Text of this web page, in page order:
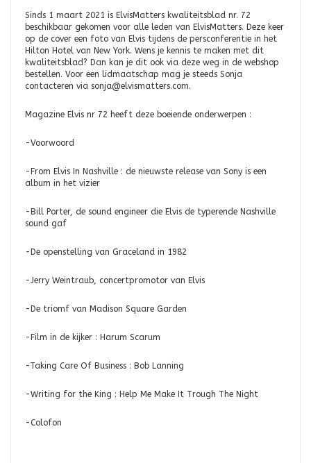
Sinds 1 maart 2021 is ElvisMatters kwaliteitsblad nr. 72
beschikbaar gekomen voor alle leden van ElvisMatters. Deze keer
op de cover een foto van Elvis tijdens de persconferentie in het
Hilton Hotel van New York. Wens je kennis te maken met dit
kwaliteitsblad? Dan kan je dit ook via deze weg in de webshop
bestellen. Voor een lidmaatschap mag je steeds Sonja
contacteren via sonja@elvismatters.com.
Magazine Elvis nr 72 heeft deze boeiende onderwerpen :
-Voorwoord
-From Elvis In Nashville : de nieuwste release van Sony is een
album in het vizier
-Bill Porter, de sound engineer die Elvis de typerende Nashville
sound gaf
-De openstelling van Graceland in 1982
-Jerry Weintraub, concertpromotor van Elvis
-De triomf van Madison Square Garden
-Film in de kijker : Harum Scarum
-Taking Care Of Business : Bob Lanning
-Writing for the King : Help Me Make It Trough The Night
-Colofon